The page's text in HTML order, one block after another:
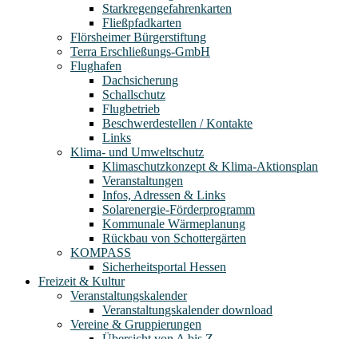
Starkregengefahrenkarten
Fließpfadkarten
Flörsheimer Bürgerstiftung
Terra Erschließungs-GmbH
Flughafen
Dachsicherung
Schallschutz
Flugbetrieb
Beschwerdestellen / Kontakte
Links
Klima- und Umweltschutz
Klimaschutzkonzept & Klima-Aktionsplan
Veranstaltungen
Infos, Adressen & Links
Solarenergie-Förderprogramm
Kommunale Wärmeplanung
Rückbau von Schottergärten
KOMPASS
Sicherheitsportal Hessen
Freizeit & Kultur
Veranstaltungskalender
Veranstaltungskalender download
Vereine & Gruppierungen